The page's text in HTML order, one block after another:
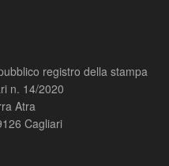
registro della stampa
n. 14/2020
Atra
Cagliari